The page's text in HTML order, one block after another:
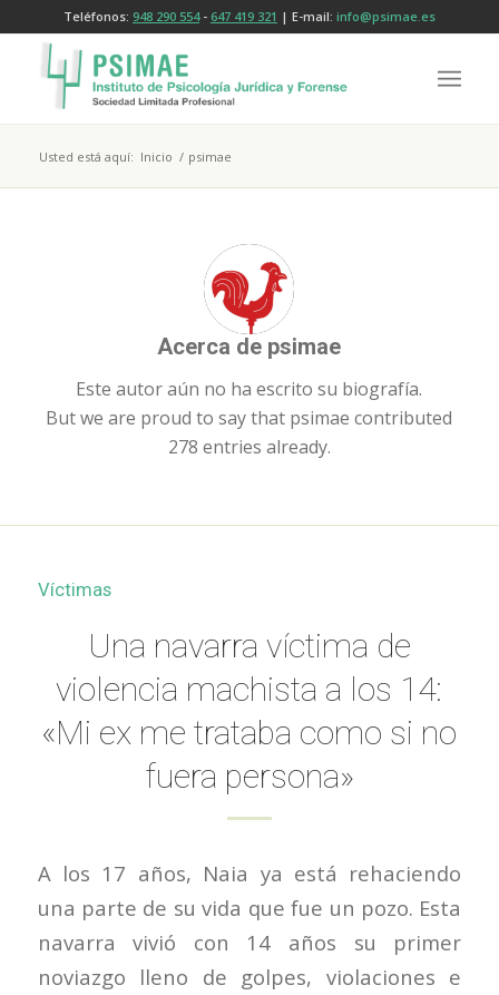
Teléfonos: 948 290 554- 647 419 321 | E-mail: info@psimae.es
Usted está aquí: Inicio / psimae
Acerca de psimae
Este autor aún no ha escrito su biografía.
But we are proud to say that psimae contributed
278 entries already.
Víctimas
Una navarra víctima de
violencia machista a los 14:
«Mi ex me trataba como si no
fuera persona»
A los 17 años, Naia ya está rehaciendo
una parte de su vida que fue un pozo. Esta
navarra vivió con 14 años su primer
noviazgo lleno de golpes, violaciones e